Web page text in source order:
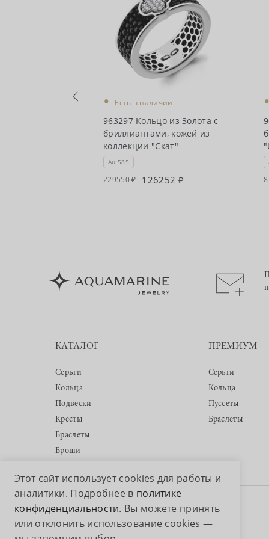
Этот сайт использует cookies для работы и
аналитики. Подробнее в политике
конфиденциальности. Вы можете принять
или отклонить использование cookies —
• Есть в наличии
963297 Кольцо из Золота с
бриллиантами, кожей из
коллекции "Скат"
Au 585
229550 126252
КАТАЛОГ
Серьги
Кольца
Подвески
Кресты
Браслеты
Броши
ПРЕМИУМ
Серьги
Кольца
Пуссеты
Браслеты
Авторские права © 2026 ООО «Аквамарин»